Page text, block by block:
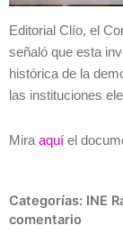
Editorial Clío, el
señaló que esta
histórica de la
las instituciones
Mira aquí el
Categorías: INE
comentario